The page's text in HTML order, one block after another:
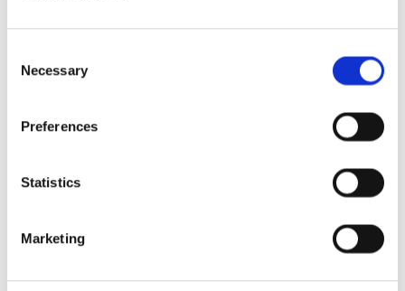
Selection
Necessary
Preferences
Statistics
Marketing
Euroflex stepper/S & C-block
Euroflex gräskantskydd
Euroflex hörnprofil - olika